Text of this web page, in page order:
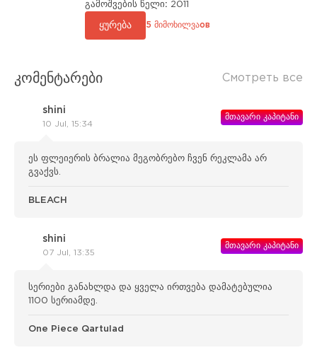
გამოშვების წელი: 2011
ყურება 5 მიმოხილვაов
კომენტარები Смотреть все
shini
10 Jul, 15:34
მთავარი კაპიტანი
ეს ფლეიერის ბრალია მეგობრებო ჩვენ რეკლამა არ
გვაქვს.
BLEACH
shini
07 Jul, 13:35
მთავარი კაპიტანი
სერიები განახლდა და ყველა ირთვება დამატებულია
1100 სერიამდე.
One Piece Qartulad